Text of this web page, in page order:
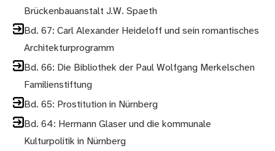
Brückenbauanstalt J.W. Spaeth
Bd. 67: Carl Alexander Heideloff und sein romantisches
Architekturprogramm
Bd. 66: Die Bibliothek der Paul Wolfgang Merkelschen
Familienstiftung
Bd. 65: Prostitution in Nürnberg
Bd. 64: Hermann Glaser und die kommunale
Kulturpolitik in Nürnberg